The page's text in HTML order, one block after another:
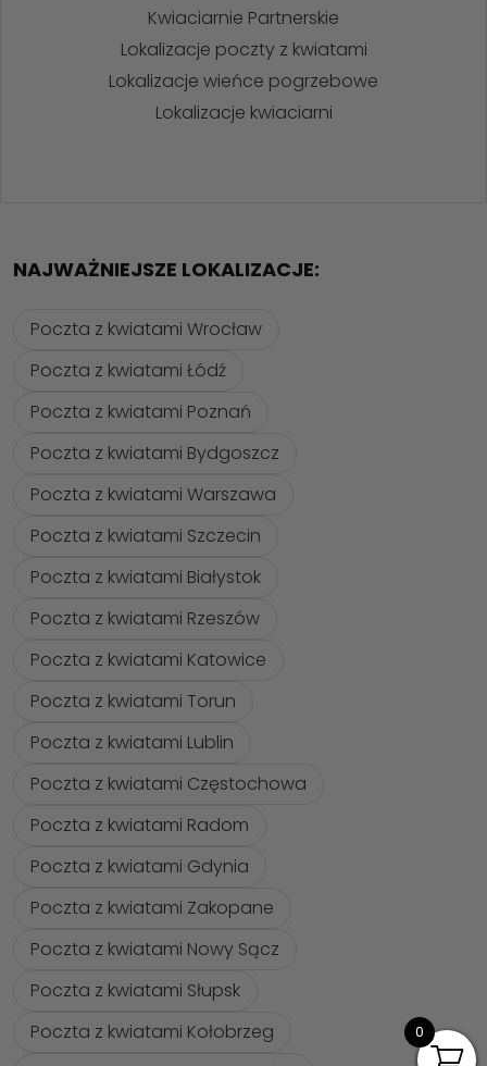
Kwiaciarnie Partnerskie
Lokalizacje poczty z kwiatami
Lokalizacje wieńce pogrzebowe
Lokalizacje kwiaciarni
NAJWAŻNIEJSZE LOKALIZACJE:
Poczta z kwiatami Wrocław
Poczta z kwiatami Łódź
Poczta z kwiatami Poznań
Poczta z kwiatami Bydgoszcz
Poczta z kwiatami Warszawa
Poczta z kwiatami Szczecin
Poczta z kwiatami Białystok
Poczta z kwiatami Rzeszów
Poczta z kwiatami Katowice
Poczta z kwiatami Torun
Poczta z kwiatami Lublin
Poczta z kwiatami Częstochowa
Poczta z kwiatami Radom
Poczta z kwiatami Gdynia
Poczta z kwiatami Zakopane
Poczta z kwiatami Nowy Sącz
Poczta z kwiatami Słupsk
Poczta z kwiatami Kołobrzeg
0